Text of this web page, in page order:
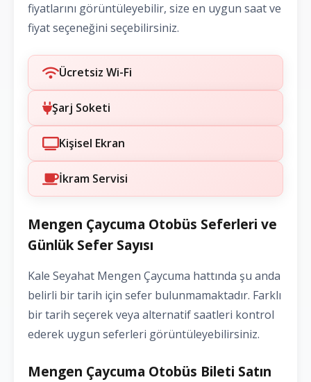
fiyatlarını görüntüleyebilir, size en uygun saat ve
fiyat seçeneğini seçebilirsiniz.
Ücretsiz Wi-Fi
Şarj Soketi
Kişisel Ekran
İkram Servisi
Mengen Çaycuma Otobüs Seferleri ve
Günlük Sefer Sayısı
Kale Seyahat Mengen Çaycuma hattında şu anda
belirli bir tarih için sefer bulunmamaktadır. Farklı
bir tarih seçerek veya alternatif saatleri kontrol
ederek uygun seferleri görüntüleyebilirsiniz.
Mengen Çaycuma Otobüs Bileti Satın